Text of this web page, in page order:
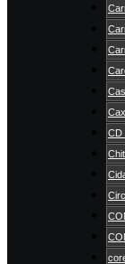
CD